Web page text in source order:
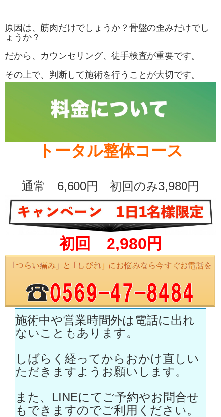
原因は、筋肉だけでしょうか？骨盤の歪みだけでし
ょうか？
だから、カウンセリング、徒手検査が重要です。
その上で、判断して施術を行うことが大切です。
トータル整体コース
通常 6,600円 初回のみ3,980円
初回 2,980円
施術中や営業時間外は電話に出れ
ないこともあります。
しばらく経ってからおかけ直しい
ただきますようお願いします。
また、LINEにてご予約やお問合せ
もできますのでご利用ください。